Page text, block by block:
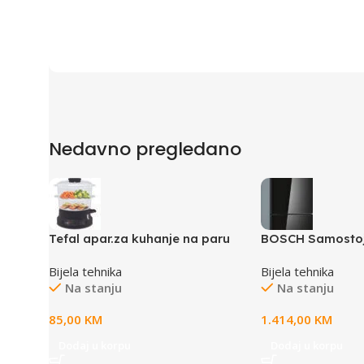
Nedavno pregledano
Tefal apar.za kuhanje na paru
Bijela tehnika
Na stanju
85,00 KM
BOSCH
Bijela tehnika
Na stanju
1.414,00 KM